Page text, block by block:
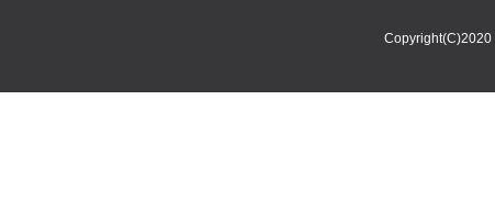
Copyright(C)2020